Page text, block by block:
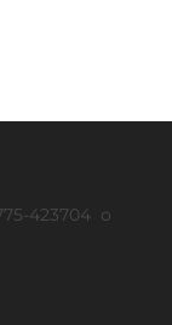
423704 o